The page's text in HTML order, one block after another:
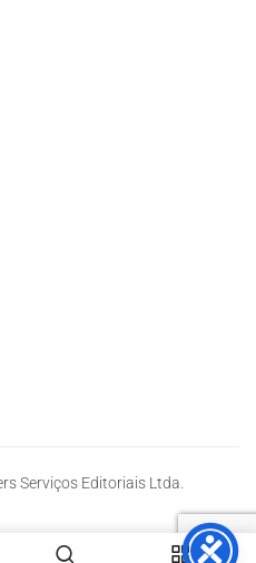
Serviços Editoriais Ltda.